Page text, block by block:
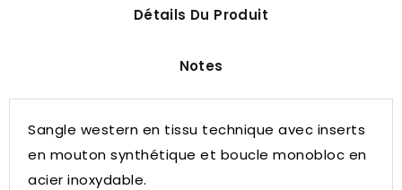
Détails Du Produit
Notes
Sangle western en tissu technique avec inserts
en mouton synthétique et boucle monobloc en
acier inoxydable.